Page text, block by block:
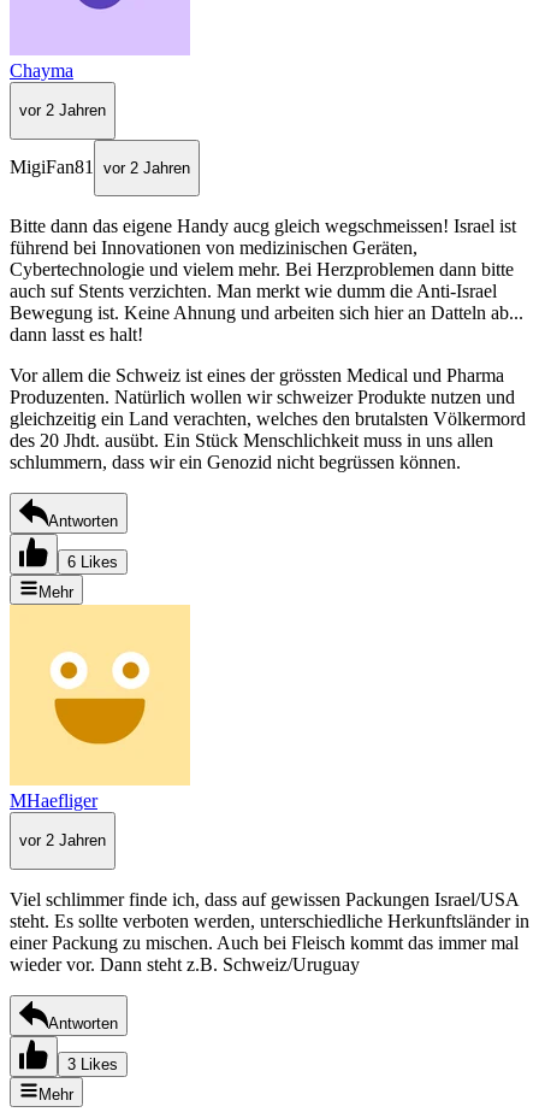
Chayma
vor 2 Jahren
MigiFan81 vor 2 Jahren
Bitte dann das eigene Handy aucg gleich wegschmeissen! Israel ist
führend bei Innovationen von medizinischen Geräten,
Cybertechnologie und vielem mehr. Bei Herzproblemen dann bitte
auch suf Stents verzichten. Man merkt wie dumm die Anti-Israel
Bewegung ist. Keine Ahnung und arbeiten sich hier an Datteln ab...
dann lasst es halt!
Vor allem die Schweiz ist eines der grössten Medical und Pharma
Produzenten. Natürlich wollen wir schweizer Produkte nutzen und
gleichzeitig ein Land verachten, welches den brutalsten Völkermord
des 20 Jhdt. ausübt. Ein Stück Menschlichkeit muss in uns allen
schlummern, dass wir ein Genozid nicht begrüssen können.
Antworten
6 Likes
Mehr
MHaefliger
vor 2 Jahren
Viel schlimmer finde ich, dass auf gewissen Packungen Israel/USA
steht. Es sollte verboten werden, unterschiedliche Herkunftsländer in
einer Packung zu mischen. Auch bei Fleisch kommt das immer mal
wieder vor. Dann steht z.B. Schweiz/Uruguay
Antworten
3 Likes
Mehr